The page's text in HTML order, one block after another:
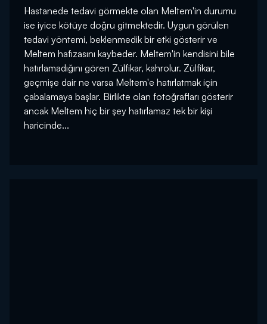
Hastanede tedavi görmekte olan Meltem'in durumu
ise iyice kötüye doğru gitmektedir. Uygun görülen
tedavi yöntemi, beklenmedik bir etki gösterir ve
Meltem hafızasını kaybeder. Meltem'in kendisini bile
hatırlamadığını gören Zülfikar, kahrolur. Zülfikar,
geçmişe dair ne varsa Meltem'e hatırlatmak için
çabalamaya başlar. Birlikte olan fotoğrafları gösterir
ancak Meltem hiç bir şey hatırlamaz tek bir kişi
haricinde...